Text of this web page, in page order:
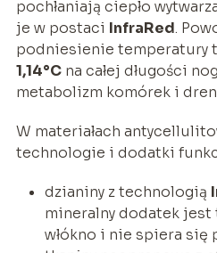
pochłaniają ciepło
je w postaci InfraRed.
podniesienie temperatury
1,14°Cna całej długości
metabolizm komórek i
W materiałach
technologie i dodatki
dzianiny z technologią
mineralny dodatek jest
włókno i nie spiera się